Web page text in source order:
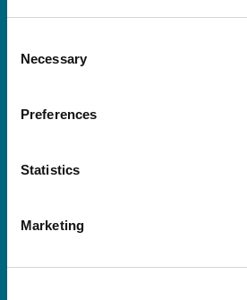
Selection
Necessary
Preferences
Statistics
Marketing
Acconsento al trattamento dei miei dati